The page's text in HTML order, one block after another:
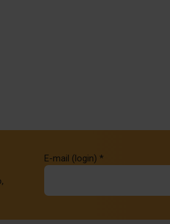
E-mail (login) *